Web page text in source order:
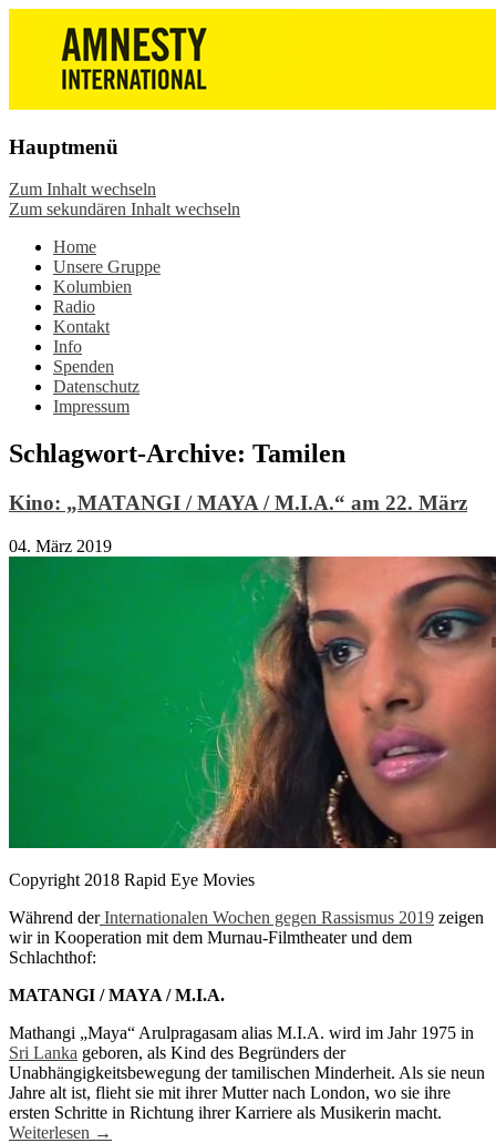
Amnesty International
Wiesbaden – Infos, Adresse,
Gruppentreffen
Die Wiesbadener Amnesty-Gruppen
stellen sich vor, bieten interessante
Veranstaltungen und Aktionen zum
Mitmachen – online oder in der Gruppe.
Sei dabei.
Hauptmenü
Zum Inhalt wechseln
Zum sekundären Inhalt wechseln
Home
Unsere Gruppe
Kolumbien
Radio
Kontakt
Info
Spenden
Datenschutz
Impressum
Schlagwort-Archive: Tamilen
Kino: „MATANGI / MAYA / M.I.A.“ am 22. März
04. März 2019
Copyright 2018 Rapid Eye Movies
Während derInternationalen Wochen gegen Rassismus 2019 zeigen
wir in Kooperation mit dem Murnau-Filmtheater und dem
Schlachthof:
MATANGI / MAYA / M.I.A.
Mathangi „Maya“ Arulpragasam alias M.I.A. wird im Jahr 1975 in
Sri Lanka geboren, als Kind des Begründers der
Unabhängigkeitsbewegung der tamilischen Minderheit. Als sie neun
Jahre alt ist, flieht sie mit ihrer Mutter nach London, wo sie ihre
ersten Schritte in Richtung ihrer Karriere als Musikerin macht.
Weiterlesen →